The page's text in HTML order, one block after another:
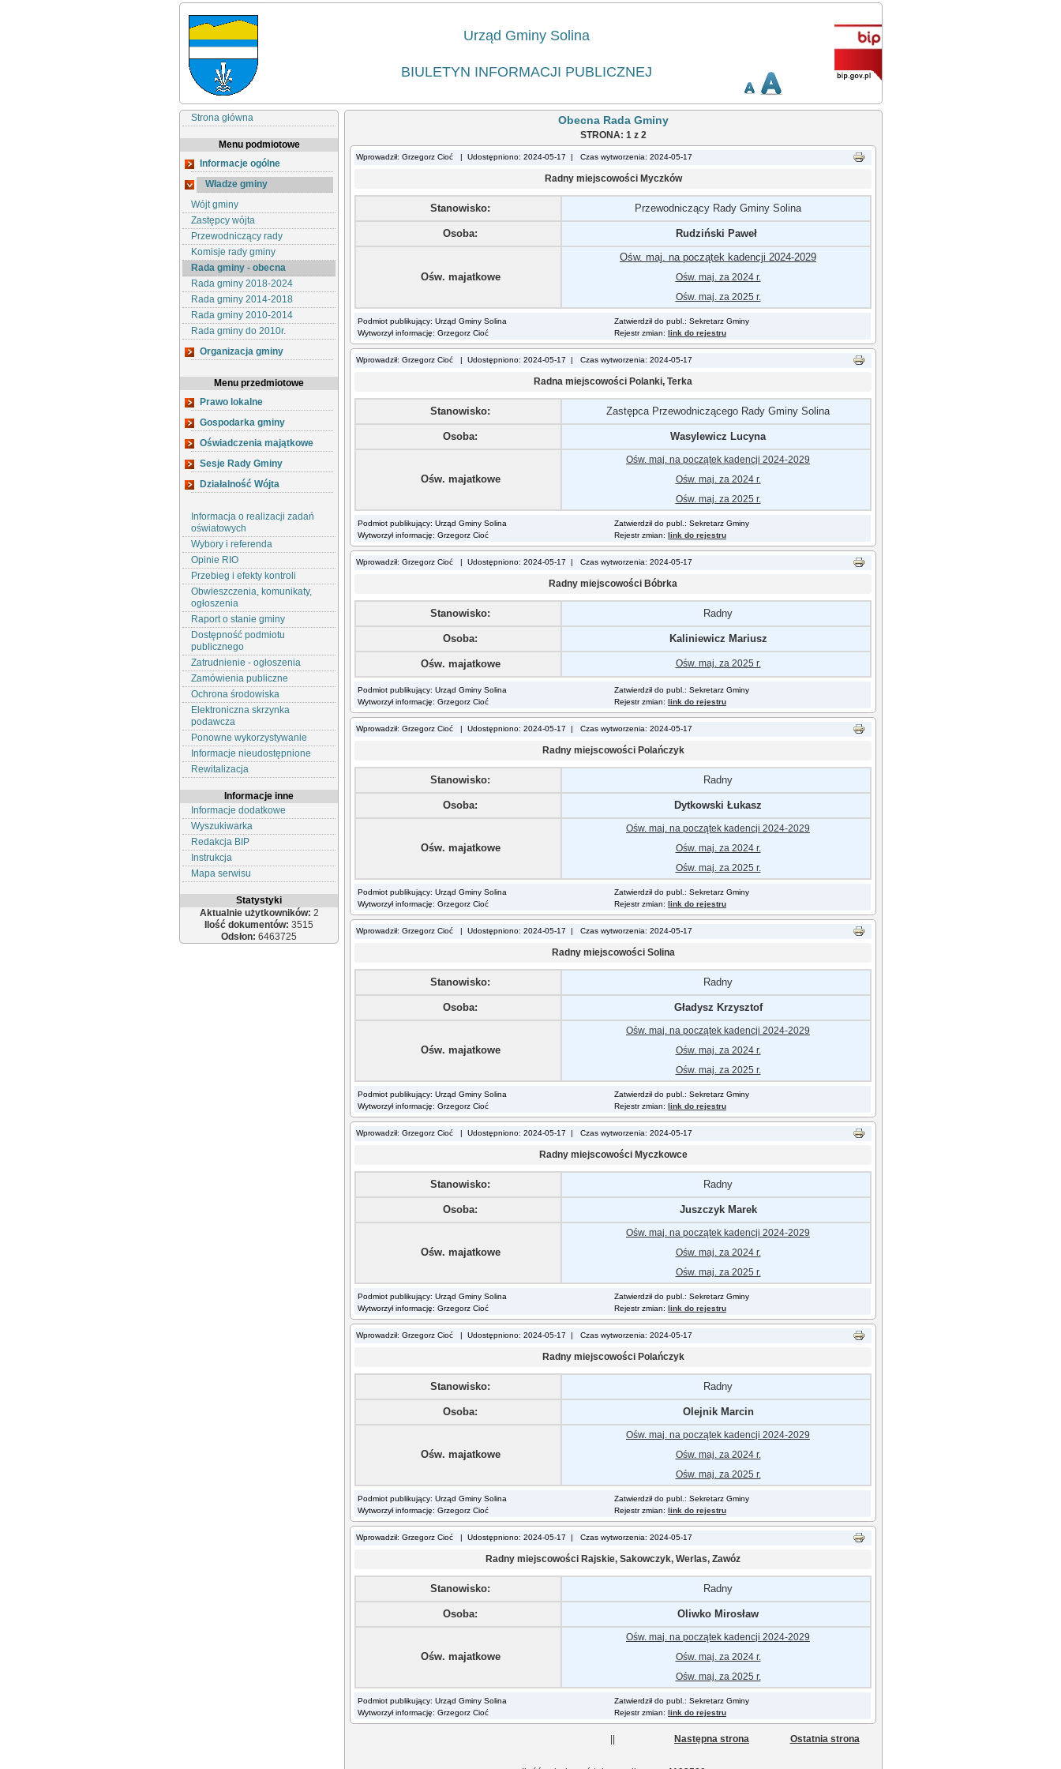
Urząd Gminy Solina
BIULETYN INFORMACJI PUBLICZNEJ
Strona główna
Menu podmiotowe
Informacje ogólne
Władze gminy
Wójt gminy
Zastępcy wójta
Przewodniczący rady
Komisje rady gminy
Rada gminy - obecna
Rada gminy 2018-2024
Rada gminy 2014-2018
Rada gminy 2010-2014
Rada gminy do 2010r.
Organizacja gminy
Menu przedmiotowe
Prawo lokalne
Gospodarka gminy
Oświadczenia majątkowe
Sesje Rady Gminy
Działalność Wójta
Informacja o realizacji zadań
oświatowych
Wybory i referenda
Opinie RIO
Przebieg i efekty kontroli
Obwieszczenia, komunikaty,
ogłoszenia
Raport o stanie gminy
Dostępność podmiotu
publicznego
Zatrudnienie - ogłoszenia
Zamówienia publiczne
Ochrona środowiska
Elektroniczna skrzynka
podawcza
Ponowne wykorzystywanie
Informacje nieudostępnione
Rewitalizacja
Informacje inne
Informacje dodatkowe
Wyszukiwarka
Redakcja BIP
Instrukcja
Mapa serwisu
Statystyki
Aktualnie użytkowników: 2
Ilość dokumentów: 3515
Odsłon: 6463725
Obecna Rada Gminy
STRONA: 1 z 2
Wprowadził: Grzegorz Cioć | Udostępniono: 2024-05-17 | Czas wytworzenia: 2024-05-17
Radny miejscowości Myczków
Stanowisko: Przewodniczący Rady Gminy Solina
Osoba: Rudziński Paweł
Ośw. majatkowe
Ośw. maj. na początek kadencji 2024-2029
Ośw. maj. za 2024 r.
Ośw. maj. za 2025 r.
Podmiot publikujący: Urząd Gminy Solina
Zatwierdził do publ.: Sekretarz Gminy
Wytworzył informację: Grzegorz Cioć
Rejestr zmian: link do rejestru
Wprowadził: Grzegorz Cioć | Udostępniono: 2024-05-17 | Czas wytworzenia: 2024-05-17
Radna miejscowości Polanki, Terka
Stanowisko: Zastępca Przewodniczącego Rady Gminy Solina
Osoba: Wasylewicz Lucyna
Ośw. majatkowe
Ośw. maj. na początek kadencji 2024-2029
Ośw. maj. za 2024 r.
Ośw. maj. za 2025 r.
Podmiot publikujący: Urząd Gminy Solina
Zatwierdził do publ.: Sekretarz Gminy
Wytworzył informację: Grzegorz Cioć
Rejestr zmian: link do rejestru
Wprowadził: Grzegorz Cioć | Udostępniono: 2024-05-17 | Czas wytworzenia: 2024-05-17
Radny miejscowości Bóbrka
Stanowisko: Radny
Osoba: Kaliniewicz Mariusz
Ośw. majatkowe Ośw. maj. za 2025 r.
Podmiot publikujący: Urząd Gminy Solina
Zatwierdził do publ.: Sekretarz Gminy
Wytworzył informację: Grzegorz Cioć
Rejestr zmian: link do rejestru
Wprowadził: Grzegorz Cioć | Udostępniono: 2024-05-17 | Czas wytworzenia: 2024-05-17
Radny miejscowości Polańczyk
Stanowisko: Radny
Osoba: Dytkowski Łukasz
Ośw. majatkowe
Ośw. maj. na początek kadencji 2024-2029
Ośw. maj. za 2024 r.
Ośw. maj. za 2025 r.
Podmiot publikujący: Urząd Gminy Solina
Zatwierdził do publ.: Sekretarz Gminy
Wytworzył informację: Grzegorz Cioć
Rejestr zmian: link do rejestru
Wprowadził: Grzegorz Cioć | Udostępniono: 2024-05-17 | Czas wytworzenia: 2024-05-17
Radny miejscowości Solina
Stanowisko: Radny
Osoba: Gładysz Krzysztof
Ośw. majatkowe
Ośw. maj. na początek kadencji 2024-2029
Ośw. maj. za 2024 r.
Ośw. maj. za 2025 r.
Podmiot publikujący: Urząd Gminy Solina
Zatwierdził do publ.: Sekretarz Gminy
Wytworzył informację: Grzegorz Cioć
Rejestr zmian: link do rejestru
Wprowadził: Grzegorz Cioć | Udostępniono: 2024-05-17 | Czas wytworzenia: 2024-05-17
Radny miejscowości Myczkowce
Stanowisko: Radny
Osoba: Juszczyk Marek
Ośw. majatkowe
Ośw. maj. na początek kadencji 2024-2029
Ośw. maj. za 2024 r.
Ośw. maj. za 2025 r.
Podmiot publikujący: Urząd Gminy Solina
Zatwierdził do publ.: Sekretarz Gminy
Wytworzył informację: Grzegorz Cioć
Rejestr zmian: link do rejestru
Wprowadził: Grzegorz Cioć | Udostępniono: 2024-05-17 | Czas wytworzenia: 2024-05-17
Radny miejscowości Polańczyk
Stanowisko: Radny
Osoba: Olejnik Marcin
Ośw. majatkowe
Ośw. maj. na początek kadencji 2024-2029
Ośw. maj. za 2024 r.
Ośw. maj. za 2025 r.
Podmiot publikujący: Urząd Gminy Solina
Zatwierdził do publ.: Sekretarz Gminy
Wytworzył informację: Grzegorz Cioć
Rejestr zmian: link do rejestru
Wprowadził: Grzegorz Cioć | Udostępniono: 2024-05-17 | Czas wytworzenia: 2024-05-17
Radny miejscowości Rajskie, Sakowczyk, Werlas, Zawóz
Stanowisko: Radny
Osoba: Oliwko Mirosław
Ośw. majatkowe
Ośw. maj. na początek kadencji 2024-2029
Ośw. maj. za 2024 r.
Ośw. maj. za 2025 r.
Podmiot publikujący: Urząd Gminy Solina
Zatwierdził do publ.: Sekretarz Gminy
Wytworzył informację: Grzegorz Cioć
Rejestr zmian: link do rejestru
Następna strona Ostatnia strona